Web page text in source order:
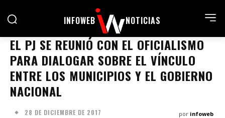
INFOWEB NOTICIAS
EL PJ SE REUNIÓ CON EL OFICIALISMO
PARA DIALOGAR SOBRE EL VÍNCULO
ENTRE LOS MUNICIPIOS Y EL GOBIERNO
NACIONAL
28 DE DICIEMBRE DE 2017 por infoweb